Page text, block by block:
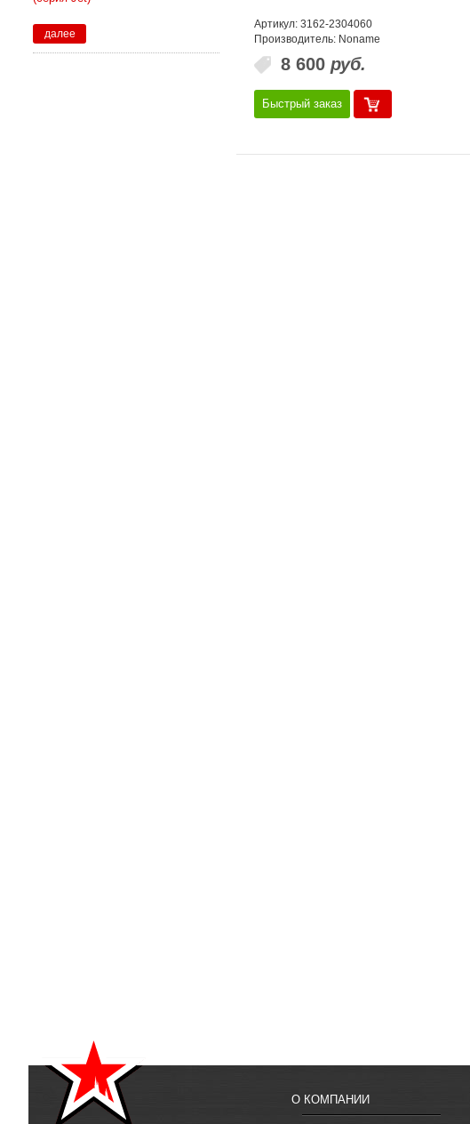
далее
Артикул: 3162-2304060
Производитель: Noname
8 600 руб.
Быстрый заказ
О КОМПАНИИ